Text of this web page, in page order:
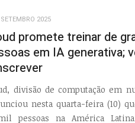
2025
promete treinar de
em IA generativa;
divisão de computação em
nesta quarta-feira (10)
pessoas na América